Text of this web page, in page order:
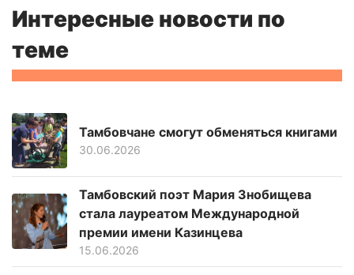
Интересные новости по
теме
Тамбовчане смогут обменяться книгами
30.06.2026
Тамбовский поэт Мария Знобищева
стала лауреатом Международной
премии имени Казинцева
15.06.2026